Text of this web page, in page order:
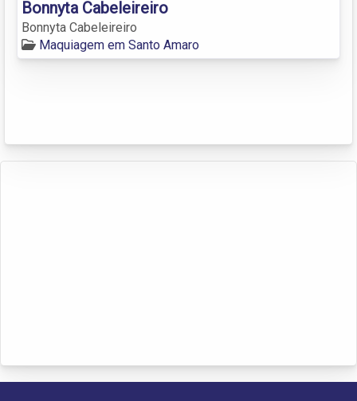
Bonnyta Cabeleireiro
Bonnyta Cabeleireiro
Maquiagem em Santo Amaro